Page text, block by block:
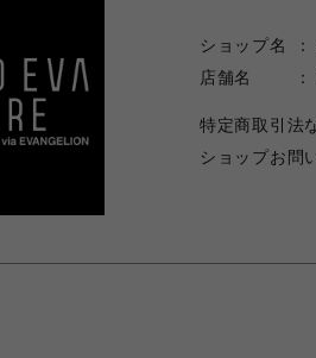
ショップ名
店舗名
特定商取引法
ショップお問